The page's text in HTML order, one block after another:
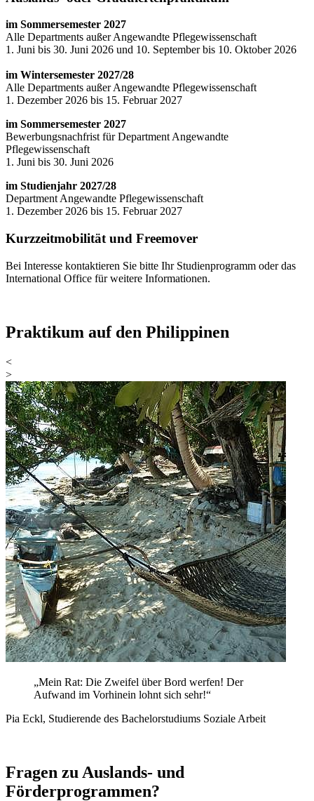
im Sommersemester 2027
Alle Departments außer Angewandte Pflegewissenschaft
1. Juni bis 30. Juni 2026 und 10. September bis 10. Oktober 2026
im Wintersemester 2027/28
Alle Departments außer Angewandte Pflegewissenschaft
1. Dezember 2026 bis 15. Februar 2027
im Sommersemester 2027
Bewerbungsnachfrist für Department Angewandte
Pflegewissenschaft
1. Juni bis 30. Juni 2026
im Studienjahr 2027/28
Department Angewandte Pflegewissenschaft
1. Dezember 2026 bis 15. Februar 2027
Kurzzeitmobilität und Freemover
Bei Interesse kontaktieren Sie bitte Ihr Studienprogramm oder das
International Office für weitere Informationen.
Praktikum auf den Philippinen
<
>
„Mein Rat: Die Zweifel über Bord werfen! Der
Aufwand im Vorhinein lohnt sich sehr!“
Pia Eckl, Studierende des Bachelorstudiums Soziale Arbeit
Fragen zu Auslands- und
Förderprogrammen?